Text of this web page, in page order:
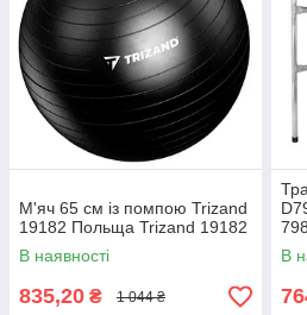
М'яч 65 см із помпою Trizand
19182 Польща Trizand 19182
В наявності
835,20 ₴ 1 044 ₴
В